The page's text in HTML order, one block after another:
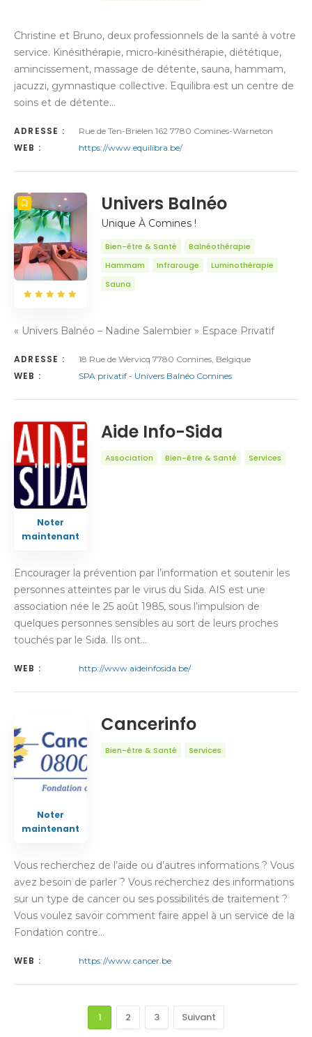
Christine et Bruno, deux professionnels de la santé à votre
service. Kinésithérapie, micro-kinésithérapie, diététique,
amincissement, massage de détente, sauna, hammam,
jacuzzi, gymnastique collective. Equilibra est un centre de
soins et de détente…
ADRESSE : Rue de Ten-Brielen 162 7780 Comines-Warneton
WEB : https://www.equilibra.be/
Univers Balnéo
Unique À Comines !
Bien-être & Santé
Balnéothérapie
Hammam
Infrarouge
Luminothérapie
Sauna
« Univers Balnéo – Nadine Salembier » Espace Privatif
ADRESSE : 18 Rue de Wervicq 7780 Comines, Belgique
WEB : SPA privatif - Univers Balnéo Comines
Noter
maintenant
Aide Info-Sida
Association Bien-être & Santé Services
Encourager la prévention par l’information et soutenir les
personnes atteintes par le virus du Sida. AIS est une
association née le 25 août 1985, sous l’impulsion de
quelques personnes sensibles au sort de leurs proches
touchés par le Sida. Ils ont…
WEB : http://www.aideinfosida.be/
Noter
maintenant
Cancerinfo
Bien-être & Santé Services
Vous recherchez de l’aide ou d’autres informations ? Vous
avez besoin de parler ? Vous recherchez des informations
sur un type de cancer ou ses possibilités de traitement ?
Vous voulez savoir comment faire appel à un service de la
Fondation contre…
WEB : https://www.cancer.be
1 2 3 Suivant